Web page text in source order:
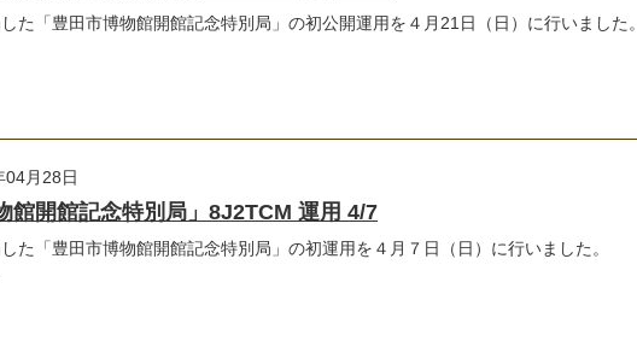
た「豊田市博物館開館記念特別局」の初公開運用を４月21日（日）に行いました。
04月28日
館開館記念特別局」8J2TCM 運用 4/7
た「豊田市博物館開館記念特別局」の初運用を４月７日（日）に行いました。